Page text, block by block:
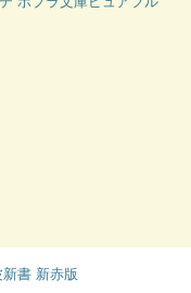
書 新赤版